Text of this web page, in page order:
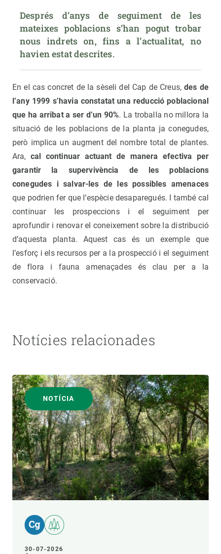
Després d’anys de seguiment de les
mateixes poblacions s’han pogut trobar
nous indrets on, fins a l’actualitat, no
havien estat descrites.
En el cas concret de la sèseli del Cap de Creus,des de
l’any 1999 s’havia constatat una reducció poblacional
que ha arribat a ser d’un 90%. La troballa no millora la
situació de les poblacions de la planta ja conegudes,
però implica un augment del nombre total de plantes.
Ara, cal continuar actuant de manera efectiva per
garantir la supervivència de les poblacions
conegudes i salvar-les de les possibles amenaces
que podrien fer que l’espècie desaparegués. I també cal
continuar les prospeccions i el seguiment per
aprofundir i renovar el coneixement sobre la distribució
d’aquesta planta. Aquest cas és un exemple que
l’esforç i els recursos per a la prospecció i el seguiment
de flora i fauna amenaçades és clau per a la
conservació.
Notícies relacionades
NOTÍCIA
30-07-2026